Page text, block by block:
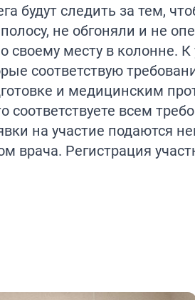
будут следить за тем,
не обгоняли и не
своему месту в колонне. К
соответствую
и медицинским
соответствуете всем
на участие подаются
врача. Регистрация